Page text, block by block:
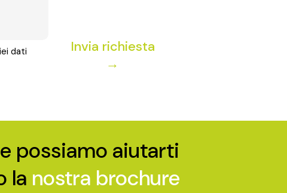
dati
Invia richiesta
→
possiamo aiutarti
la nostra brochure